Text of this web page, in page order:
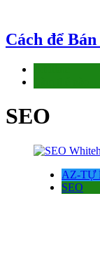
Cách để
SEO
AZ-TỰ
SEO